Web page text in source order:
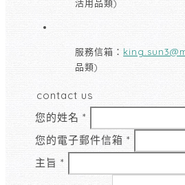
活用品類)
服務信箱：
品類)
contact us
您的姓名*
您的電子郵件信箱*
主旨*